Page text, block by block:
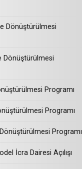
Dönüştürülmesi
Dönüştürülmesi
Programı
Programı
Programı
İcra Dairesi Açılışı